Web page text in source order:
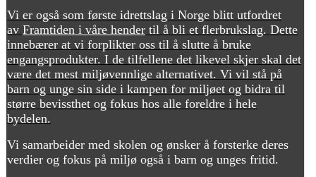
Vi er også som første idrettslag i Norge blitt utfordret
av Framtiden i våre hender til å bli et flerbrukslag. Dette
innebærer at vi forplikter oss til å slutte å bruke
engangsprodukter. I de tilfellene det likevel skjer skal det
være det mest miljøvennlige alternativet. Vi vil stå på
barn og unge sin side i kampen for miljøet og bidra til
større bevissthet og fokus hos alle foreldre i hele
bydelen.
Vi samarbeider med skolen og ønsker å forsterke deres
verdier og fokus på miljø også i barn og unges fritid.